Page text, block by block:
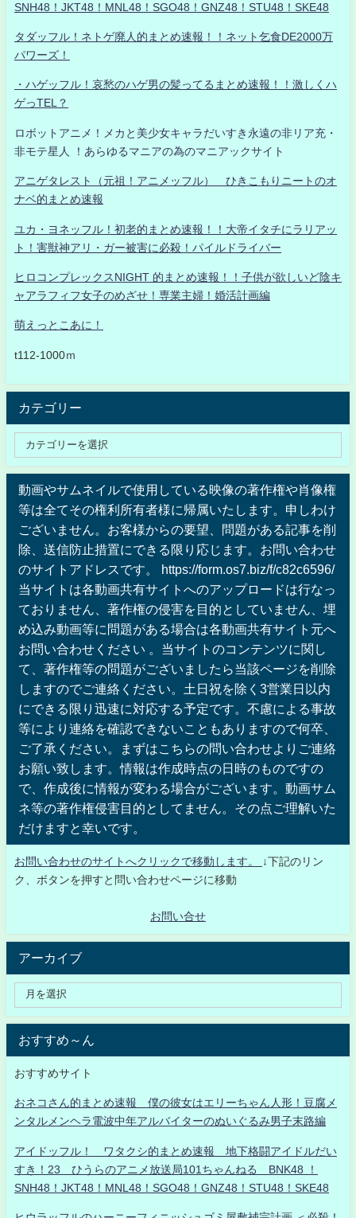
SNH48！JKT48！MNL48！SGO48！GNZ48！STU48！SKE48
タダッフル！ネトゲ廃人的まとめ速報！！ネット乞食DE2000万
パワーズ！
・ハゲッフル！哀愁のハゲ男の髪ってるまとめ速報！！激しくハ
ゲっTEL？
ロボットアニメ！メカと美少女キャラだいすき永遠の非リア充・
非モテ星人 ！あらゆるマニアの為のマニアックサイト
アニゲタレスト（元祖！アニメッフル） ひきこもりニートのオ
ナベ的まとめ速報
ユカ・ヨネッフル！初老的まとめ速報！！大帝イタチにラリアッ
ト！害獣神アリ・ガー被害に必殺！パイルドライバー
ヒロコンプレックスNIGHT 的まとめ速報！！子供が欲しいど陰キ
ャアラフィフ女子のめざせ！専業主婦！婚活計画編
萌えっとこあに！
t112-1000ｍ
カテゴリー
動画やサムネイルで使用している映像の著作権や肖像権
等は全てその権利所有者様に帰属いたします。申しわけ
ございません。お客様からの要望、問題がある記事を削
除、送信防止措置にできる限り応じます。お問い合わせ
のサイトアドレスです。 https://form.os7.biz/f/c82c6596/
当サイトは各動画共有サイトへのアップロードは行なっ
ておりません、著作権の侵害を目的としていません、埋
め込み動画等に問題がある場合は各動画共有サイト元へ
お問い合わせください 。当サイトのコンテンツに関し
て、著作権等の問題がございましたら当該ページを削除
しますのでご連絡ください。土日祝を除く3営業日以内
にできる限り迅速に対応する予定です。不慮による事故
等により連絡を確認できないこともありますので何卒、
ご了承ください。まずはこちらの問い合わせよりご連絡
お願い致します。情報は作成時点の日時のものですの
で、作成後に情報が変わる場合がございます。動画サム
ネ等の著作権侵害目的としてません。その点ご理解いた
だけますと幸いです。
お問い合わせのサイトへクリックで移動します。
↓下記のリン
ク、ボタンを押すと問い合わせページに移動
お問い合せ
アーカイブ
おすすめ～ん
おすすめサイト
おネコさん的まとめ速報 僕の彼女はエリーちゃん人形！豆腐メ
ンタルメンヘラ電波中年アルバイターのぬいぐるみ男子末路編
アイドッフル！ ワタクシ的まとめ速報 地下格闘アイドルだい
すき！23 ひうらのアニメ放送局101ちゃんねる BNK48 ！
SNH48！JKT48！MNL48！SGO48！GNZ48！STU48！SKE48